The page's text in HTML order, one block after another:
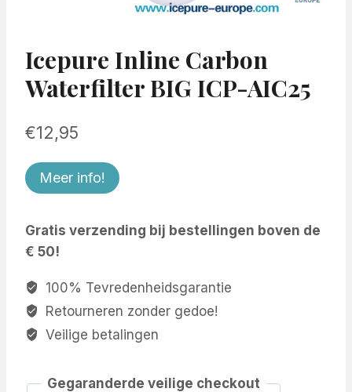
Icepure Inline Carbon
Waterfilter BIG ICP-AIC25
€12,95
Meer info!
Gratis verzending bij bestellingen boven de
€ 50!
100% Tevredenheidsgarantie
Retourneren zonder gedoe!
Veilige betalingen
Gegaranderde veilige checkout